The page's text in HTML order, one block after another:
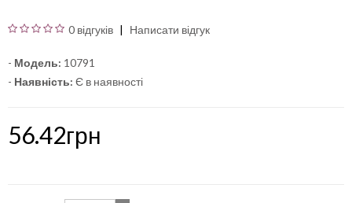
0 відгуків Написати відгук
- Модель: 10791
- Наявність: Є в наявності
56.42грн